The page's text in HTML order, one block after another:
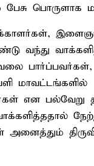
பேசு பொருளாக
வந்து
மாவட்டங்களில்
என பல்வேறு
அனைத்தும்